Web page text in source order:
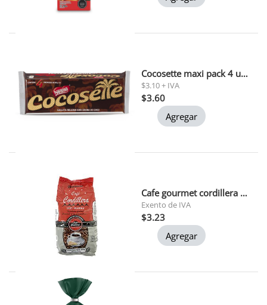
Cocosette maxi pack 4 und 50 gr c/u
$3.10 + IVA
$3.60
Agregar
Cafe gourmet cordillera 200gr
Exento de IVA
$3.23
Agregar